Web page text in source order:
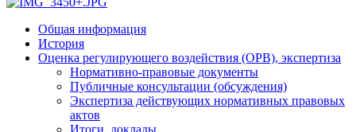
Общая информация
История
Оценка регулирующего воздействия (ОРВ), экспертиза
Нормативно-правовые документы
Публичные консультации (обсуждения)
Экспертиза действующих нормативных правовых
актов
Итоги, доклады